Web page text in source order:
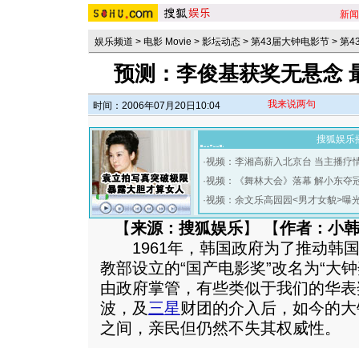
新闻
娱乐频道 > 电影 Movie > 影坛动态 > 第43届大钟电影节 > 第
预测：李俊基获奖无悬念
时间：2006年07月20日10:04 我来说两句
搜狐娱乐
·视频：李湘高薪入北京台 当主播疗
·视频：《舞林大会》落幕 解小东夺
·视频：余文乐高园园<男才女貌>曝
【来源：搜狐娱乐】 【作者：小韩
1961年，韩国政府为了推动韩国
教部设立的“国产电影奖”改名为“大
由政府掌管，有些类似于我们的华
波，及 三星财团的介入后，如今的
之间，亲民但仍然不失其权威性。